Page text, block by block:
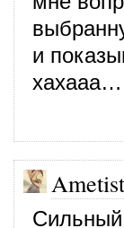
и
Сильный